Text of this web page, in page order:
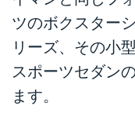
ツのボクスター
リーズ、その小
スポーツセダン
ます。